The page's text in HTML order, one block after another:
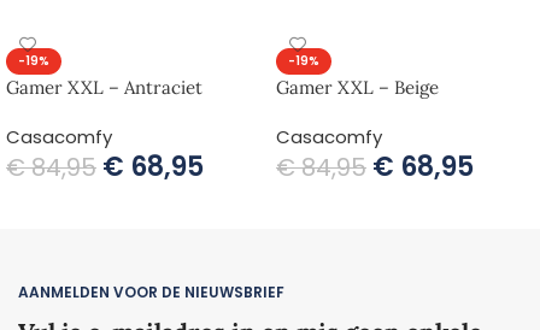
-19%
Gamer XXL – Antraciet
Casacomfy
€84,95 € 68,95
-19%
Gamer XXL – Beige
Casacomfy
€84,95 € 68,95
AANMELDEN VOOR DE NIEUWSBRIEF